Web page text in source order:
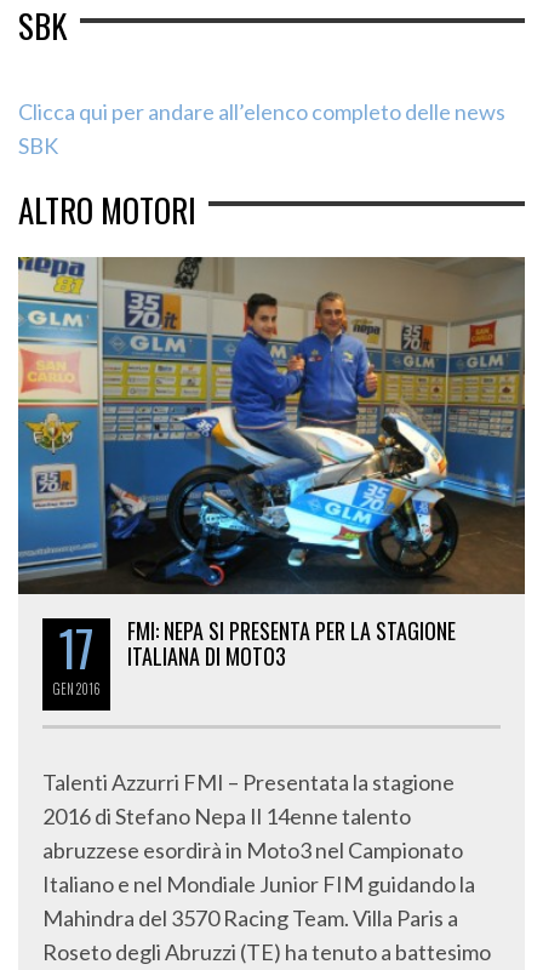
SBK
Clicca qui per andare all’elenco completo delle news
SBK
ALTRO MOTORI
17
GEN2016
FMI: NEPA SI PRESENTA PER LA STAGIONE
ITALIANA DI MOTO3
Talenti Azzurri FMI – Presentata la stagione
2016 di Stefano Nepa Il 14enne talento
abruzzese esordirà in Moto3 nel Campionato
Italiano e nel Mondiale Junior FIM guidando la
Mahindra del 3570 Racing Team. Villa Paris a
Roseto degli Abruzzi (TE) ha tenuto a battesimo